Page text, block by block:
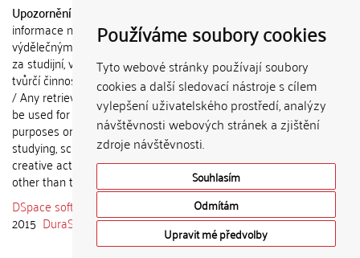
Používáme soubory cookies
Tyto webové stránky používají soubory
cookies a další sledovací nástroje s cílem
vylepšení uživatelského prostředí, analýzy
návštěvnosti webových stránek a zjištění
zdroje návštěvnosti.
Souhlasím
Odmítám
Upravit mé předvolby
Upozornění / Notice:
informace nemohou být použity k
výdělečným účelům nebo vydávány
za studijní, vědeckou nebo jinou
tvůrčí činnost jiné osoby než autora.
/ Any retrieved information shall not
be used for any commercial
purposes or claimed as results of
studying, scientific or any other
creative activities of any person
other than the author.
DSpace software
copyright © 2002-
2015 DuraSpace